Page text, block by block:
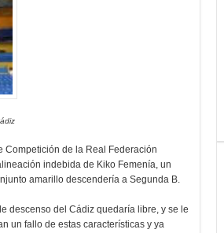
Competición de la Real Federación
indebida de Kiko Femenía, un
amarillo descendería a Segunda B.
descenso del Cádiz quedaría libre, y se le
un fallo de estas características y ya